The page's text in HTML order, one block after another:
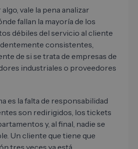
vale la pena analizar
fallan la mayoría de los
débiles del servicio al cliente
consistentes,
de si se trata de empresas de
industriales o proveedores
es la falta de responsabilidad
son redirigidos, los tickets
y, al final, nadie se
Un cliente que tiene que